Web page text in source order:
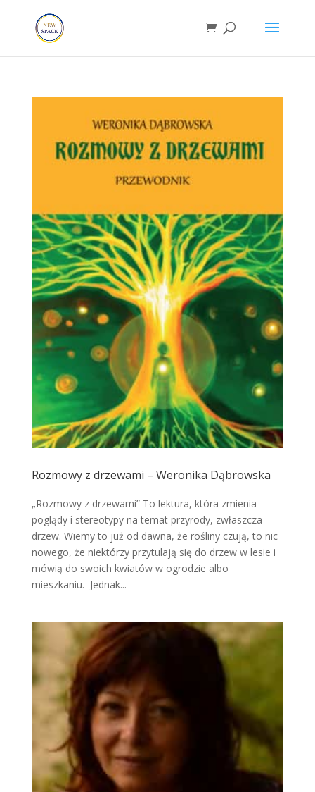
Rozmowy z drzewami – Weronika Dąbrowska
„Rozmowy z drzewami” To lektura, która zmienia
poglądy i stereotypy na temat przyrody, zwłaszcza
drzew. Wiemy to już od dawna, że rośliny czują, to nic
nowego, że niektórzy przytulają się do drzew w lesie i
mówią do swoich kwiatów w ogrodzie albo
mieszkaniu. Jednak...